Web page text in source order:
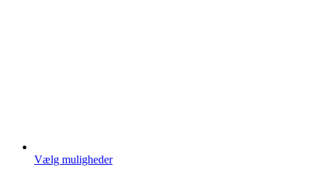
Vælg muligheder